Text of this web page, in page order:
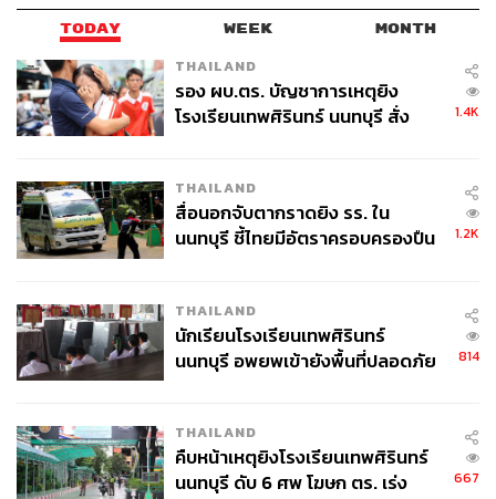
TODAY WEEK MONTH
THAILAND
รอง ผบ.ตร. บัญชาการเหตุยิง
โรงเรียนเทพศิรินทร์ นนทบุรี สั่ง
1.4K
THAILAND
สื่อนอกจับตากราดยิง รร. ใน
นนทบุรี ชี้ไทยมีอัตราครอบครองปืน
1.2K
THAILAND
นักเรียนโรงเรียนเทพศิรินทร์
นนทบุรี อพยพเข้ายังพื้นที่ปลอดภัย
814
THAILAND
คืบหน้าเหตุยิงโรงเรียนเทพศิรินทร์
นนทบุรี ดับ 6 ศพ โฆษก ตร. เร่ง
667